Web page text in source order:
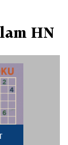
HN